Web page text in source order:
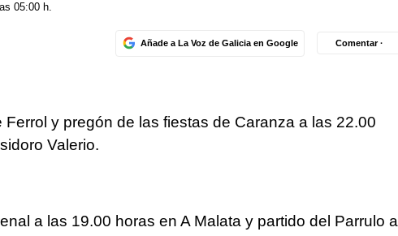
05:00 h.
Añade a La Voz de Galicia en Google Comentar ·
Ferrol y pregón de las fiestas de Caranza a las 22.00
Valerio.
a las 19.00 horas en A Malata y partido del Parrulo a